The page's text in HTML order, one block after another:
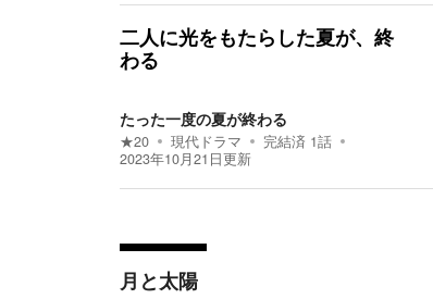
二人に光をもたらした夏が、終
わる
たった一度の夏が終わる
★20 現代ドラマ 完結済 1話
2023年10月21日更新
月と太陽